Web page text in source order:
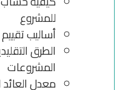
للمشروع
أساليب
الطرق
المشروعات
معدل